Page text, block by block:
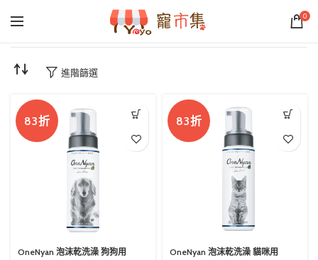
0
進階篩選
83折
OneNyan 泡沫乾洗澡 狗狗用
83折
OneNyan 泡沫乾洗澡 貓咪用